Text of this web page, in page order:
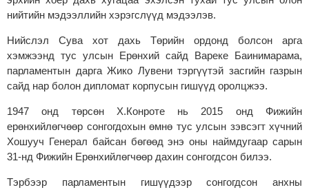
нийтийн мэдээллийн хэрэгслүүд мэдээлэв.
Нийслэл Сува хот дахь Төрийн ордонд болсон арга
хэмжээнд тус улсын Ерөнхий сайд Вареке Баинимарама,
парламентын дарга Жико Лувени тэргүүтэй засгийн газрын
сайд нар болон дипломат корпусын гишүүд оролцжээ.
1947 онд төрсөн Х.Конроте нь 2015 онд Фижийн
ерөнхийлөгчөөр сонгогдохын өмнө тус улсын зэвсэгт хүчний
Хошууч Генерал байсан бөгөөд энэ оны наймдугаар сарын
31-нд Фижийн Ерөнхийлөгчөөр дахин сонгогдсон билээ.
Тэрбээр парламентын гишүүдээр сонгогдсон анхны